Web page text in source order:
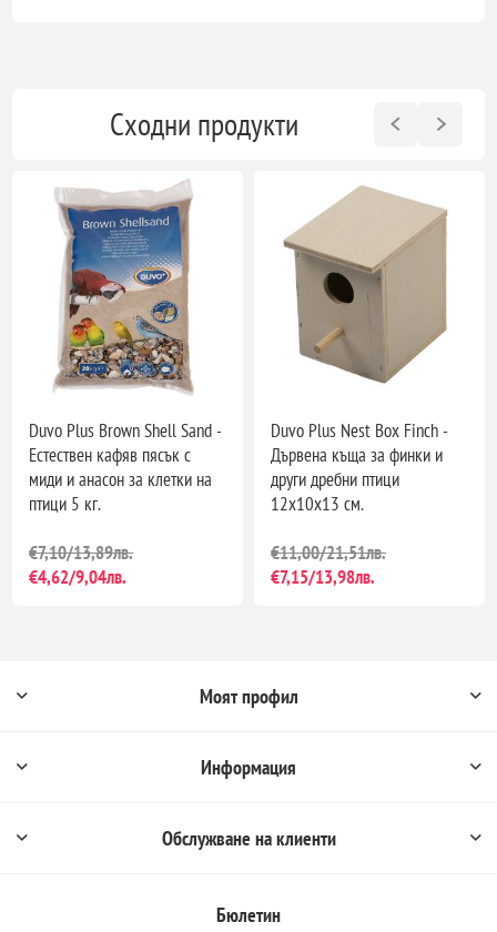
Сходни продукти
Duvo Plus Brown Shell Sand -
Естествен кафяв пясък с
миди и анасон за клетки на
птици 5 кг.
€7,10/13,89лв.
€4,62/9,04лв.
Duvo Plus Nest Box Finch -
Дървена къща за финки и
други дребни птици
12x10x13 см.
€11,00/21,51лв.
€7,15/13,98лв.
Моят профил
Информация
Обслужване на клиенти
Бюлетин